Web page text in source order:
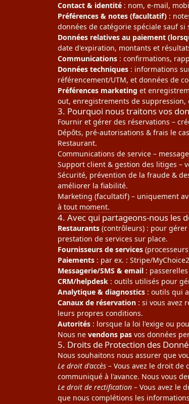
Contact & identité : nom, e-mail,
Préférences & notes (facultatif) :
données de catégorie spéciale sauf si
Données relatives au paiement
date d'expiration, montants et
Communications : confirmations,
Données techniques : informations
référencement/UTM, et données de
Préférences marketing et
out, enregistrements de
3. Pourquoi nous traitons vos
Fournir et gérer des réservations –
Dépôts, pré-autorisations & frais le
Restaurant.
Communications de service –
Support client & gestion des litiges –
Sécurité, prévention de la fraude &
améliorer la fiabilité.
Marketing (facultatif) – uniquement
à tout moment.
4. Avec qui partageons-nous les
Restaurants (contrôleurs) : pour
prestation de services sur place.
Fournisseurs de services
Paiements : par ex. : Stripe/
Messagerie/SMS & email :
CRM/helpdesk : outils utilisés pour
Analytique & diagnostics : outils qui
Canaux de réservation : si vous avez
leurs propres conditions.
Autorités : lorsque la loi l'exige ou
Nous ne vendons pas vos données
5. Droits de Protection des
Nous souhaitons nous assurer que
Le droit d'accès – Vous avez le droit
communiqué à l'avance. Nous vous
Le droit de rectification – Vous avez le
que nous complétions les